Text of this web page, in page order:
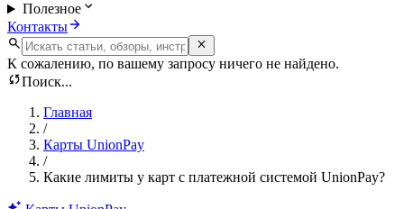
Полезное
Контакты
К сожалению, по вашему запросу ничего не найдено.
Поиск...
Главная
/
Карты UnionPay
/
Какие лимиты у карт с платежной системой UnionPay?